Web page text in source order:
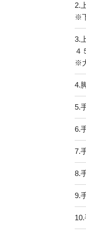
2.
※
3.
４
※
4.
5.
6.
7.
8.
9.
10.